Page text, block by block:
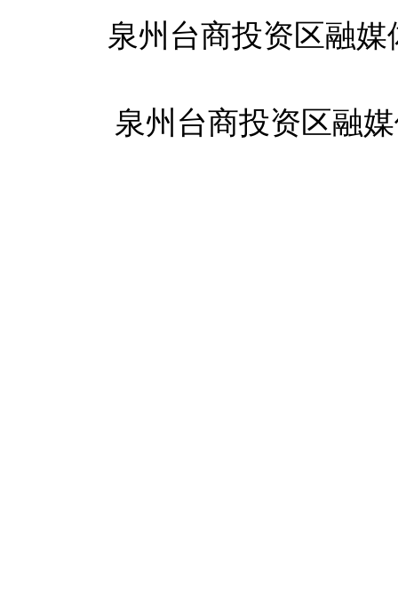
泉州台商投资区融
泉州台商投资区融